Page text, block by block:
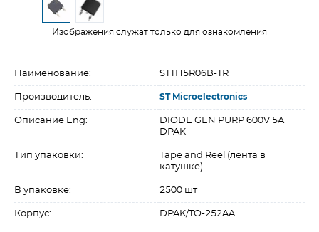
Изображения служат только для ознакомления
Наименование: STTH5R06B-TR
Производитель: ST Microelectronics
Описание Eng:
DIODE GEN PURP 600V 5A
DPAK
Тип упаковки:
Tape and Reel (лента в
катушке)
В упаковке: 2500 шт
Корпус: DPAK/TO-252AA